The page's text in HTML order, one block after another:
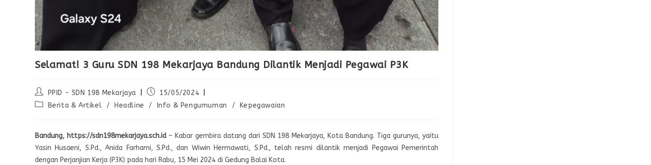
Selamat! 3 Guru SDN 198 Mekarjaya Bandung Dilantik Menjadi Pegawai P3K
PPID - SDN 198 Mekarjaya
15/05/2024
Berita & Artikel
/ Headline / Info & Pengumuman / Kepegawaian
Bandung, https://sdn198mekarjaya.sch.id– Kabar gembira datang dari SDN 198 Mekarjaya, Kota Bandung. Tiga gurunya, yaitu
Yasin Husaeni, S.Pd., Anida Farhami, S.Pd., dan Wiwin Hermawati, S.Pd., telah resmi dilantik menjadi Pegawai Pemerintah
dengan Perjanjian Kerja (P3K) pada hari Rabu, 15 Mei 2024 di Gedung Balai Kota.